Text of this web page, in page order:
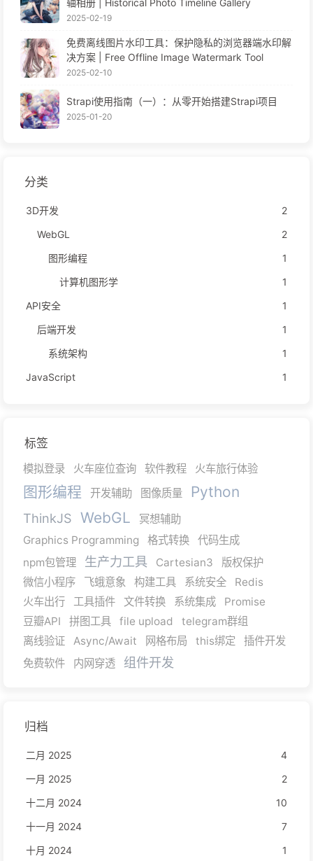
轴相册 | Historical Photo Timeline Gallery
2025-02-19
免费离线图片水印工具：保护隐私的浏览器端水印解
决方案 | Free Offline Image Watermark Tool
2025-02-10
Strapi使用指南（一）：从零开始搭建Strapi项目
2025-01-20
分类
3D开发
2
WebGL
2
图形编程
1
计算机图形学
1
API安全
1
后端开发
1
系统架构
1
JavaScript
1
标签
模拟登录 火车座位查询 软件教程 火车旅行体验
图形编程 开发辅助 图像质量 Python
ThinkJS WebGL
冥想辅助
Graphics Programming
格式转换
代码生成
npm包管理
生产力工具 Cartesian3
版权保护
微信小程序
飞蛾意象 构建工具 系统安全
Redis
火车出行
工具插件 文件转换 系统集成
Promise
豆瓣API
拼图工具 file upload
telegram群组
离线验证
Async/Await 网格布局 this绑定
插件开发
免费软件
内网穿透 组件开发
归档
二月 2025
4
一月 2025
2
十二月 2024
10
十一月 2024
7
十月 2024
1